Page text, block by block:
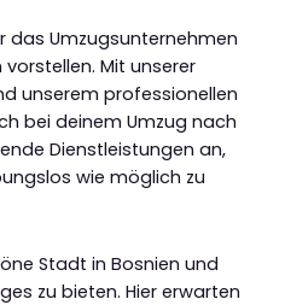
das Umzugsunternehmen
Mit unserer
unserem professionellen
bei deinem Umzug nach
Dienstleistungen an,
wie möglich zu
Stadt in Bosnien und
zu bieten. Hier erwarten